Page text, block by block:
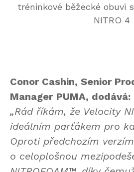
Conor Cashin, Senior
Manager PUMA, dodává:
„Rád říkám, že Velocity
ideálním parťákem pro
Oproti předchozím
o celoplošnou